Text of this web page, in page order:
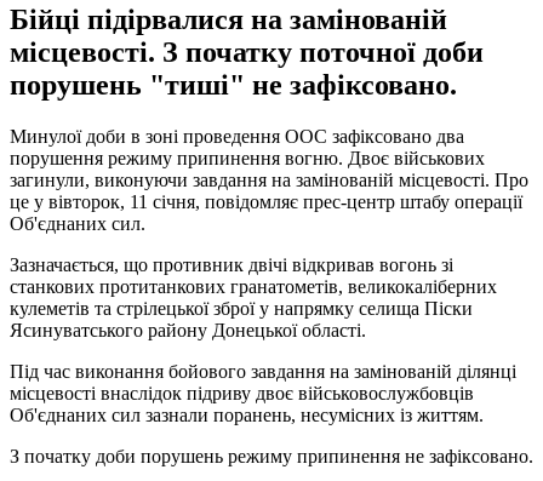
Бійці підірвалися на замінованій
місцевості. З початку поточної доби
порушень "тиші" не зафіксовано.
Минулої доби в зоні проведення ООС зафіксовано два
порушення режиму припинення вогню. Двоє військових
загинули, виконуючи завдання на замінованій місцевості. Про
це у вівторок, 11 січня, повідомляє прес-центр штабу операції
Об'єднаних сил.
Зазначається, що противник двічі відкривав вогонь зі
станкових протитанкових гранатометів, великокаліберних
кулеметів та стрілецької зброї у напрямку селища Піски
Ясинуватського району Донецької області.
Під час виконання бойового завдання на замінованій ділянці
місцевості внаслідок підриву двоє військовослужбовців
Об'єднаних сил зазнали поранень, несумісних із життям.
З початку доби порушень режиму припинення не зафіксовано.